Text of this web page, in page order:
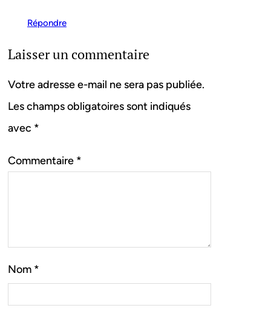
Répondre
Laisser un commentaire
Votre adresse e-mail ne sera pas publiée.
Les champs obligatoires sont indiqués
avec *
Commentaire *
Nom *